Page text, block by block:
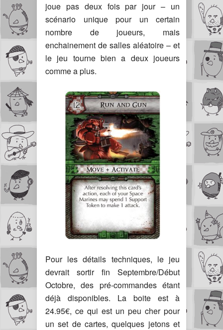
joue pas deux fois par jour – un
scénario unique pour un certain
nombre de joueurs, mais
enchainement de salles aléatoire – et
le jeu tourne bien a deux joueurs
comme a plus.
Pour les détails techniques, le jeu
devrait sortir fin Septembre/Début
Octobre, des pré-commandes étant
déjà disponibles. La boite est à
24.95€, ce qui est un peu cher pour
un set de cartes, quelques jetons et